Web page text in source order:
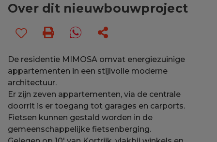
Over dit nieuwbouwproject
De residentie MIMOSA omvat energiezuinige
appartementen in een stijlvolle moderne
architectuur.
Er zijn zeven appartementen, via de centrale
doorrit is er toegang tot garages en carports.
Fietsen kunnen gestald worden in de
gemeenschappelijke fietsenberging.